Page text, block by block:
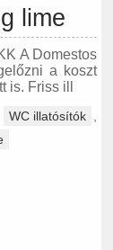
lime
A Domestos
a koszt
is. Friss ill
WC illatósítók